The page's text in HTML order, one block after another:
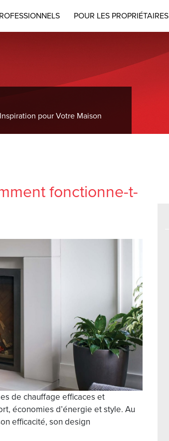
POUR LES PROPRIÉTAIRES
pour Votre Maison
fonctionne-t-
de chauffage efficaces et
économies d’énergie et style. Au
efficacité, son design